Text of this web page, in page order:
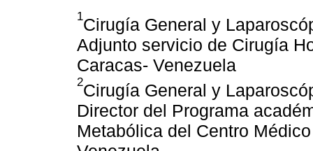
1Cirugía General y
Adjunto servicio de Cirugía
Caracas- Venezuela
2Cirugía General y
Director del Programa
Metabólica del Centro